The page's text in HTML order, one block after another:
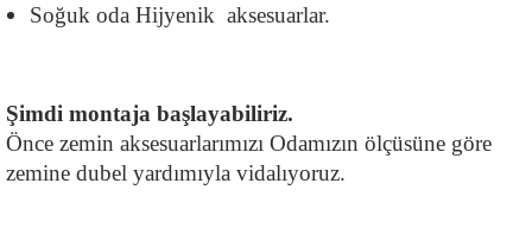
Soğuk oda Hijyenik  aksesuarlar.
Şimdi montaja başlayabiliriz.
Önce zemin aksesuarlarımızı Odamızın ölçüsüne göre
zemine dubel yardımıyla vidalıyoruz.